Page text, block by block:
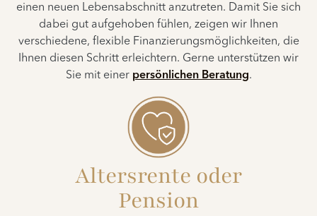
einen neuen Lebensabschnitt anzutreten. Damit Sie sich
dabei gut aufgehoben fühlen, zeigen wir Ihnen
verschiedene, flexible Finanzierungsmöglichkeiten, die
Ihnen diesen Schritt erleichtern. Gerne unterstützen wir
Sie mit einer persönlichen Beratung.
Altersrente oder
Pension